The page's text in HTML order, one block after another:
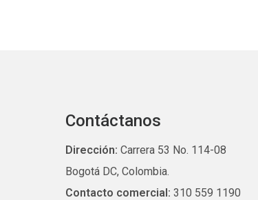
Contáctanos
Dirección: Carrera 53 No. 114-08
Bogotá DC, Colombia.
Contacto comercial: 310 559 1190